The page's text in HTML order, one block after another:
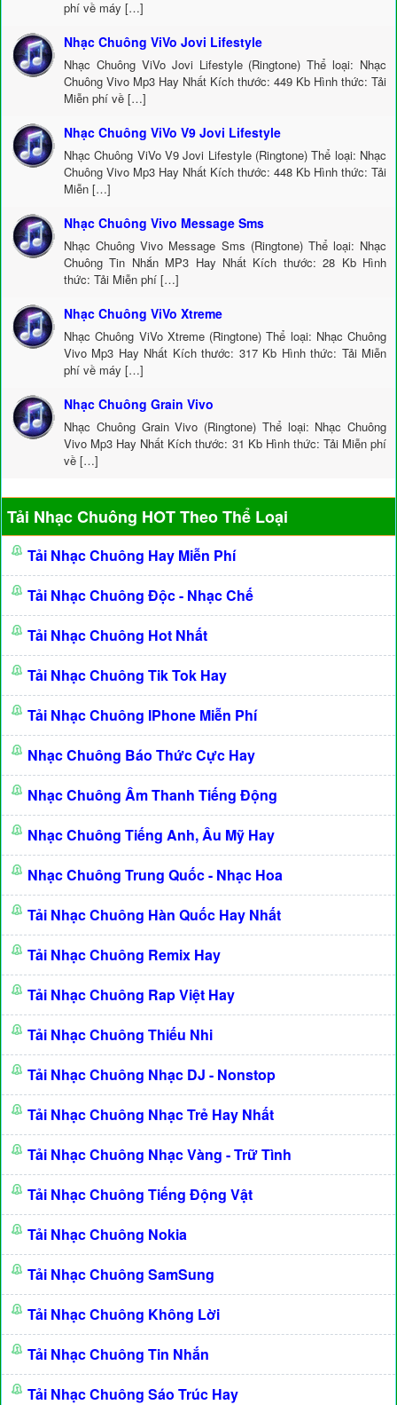
phí về máy […]
Nhạc Chuông ViVo Jovi Lifestyle
Nhạc Chuông ViVo Jovi Lifestyle (Ringtone) Thể loại: Nhạc
Chuông Vivo Mp3 Hay Nhất Kích thước: 449 Kb Hình thức: Tải
Miễn phí về […]
Nhạc Chuông ViVo V9 Jovi Lifestyle
Nhạc Chuông ViVo V9 Jovi Lifestyle (Ringtone) Thể loại: Nhạc
Chuông Vivo Mp3 Hay Nhất Kích thước: 448 Kb Hình thức: Tải
Miễn […]
Nhạc Chuông Vivo Message Sms
Nhạc Chuông Vivo Message Sms (Ringtone) Thể loại: Nhạc
Chuông Tin Nhắn MP3 Hay Nhất Kích thước: 28 Kb Hình
thức: Tải Miễn phí […]
Nhạc Chuông ViVo Xtreme
Nhạc Chuông ViVo Xtreme (Ringtone) Thể loại: Nhạc Chuông
Vivo Mp3 Hay Nhất Kích thước: 317 Kb Hình thức: Tải Miễn
phí về máy […]
Nhạc Chuông Grain Vivo
Nhạc Chuông Grain Vivo (Ringtone) Thể loại: Nhạc Chuông
Vivo Mp3 Hay Nhất Kích thước: 31 Kb Hình thức: Tải Miễn phí
về […]
Tải Nhạc Chuông HOT Theo Thể Loại
Tải Nhạc Chuông Hay Miễn Phí
Tải Nhạc Chuông Độc - Nhạc Chế
Tải Nhạc Chuông Hot Nhất
Tải Nhạc Chuông Tik Tok Hay
Tải Nhạc Chuông IPhone Miễn Phí
Nhạc Chuông Báo Thức Cực Hay
Nhạc Chuông Âm Thanh Tiếng Động
Nhạc Chuông Tiếng Anh, Âu Mỹ Hay
Nhạc Chuông Trung Quốc - Nhạc Hoa
Tải Nhạc Chuông Hàn Quốc Hay Nhất
Tải Nhạc Chuông Remix Hay
Tải Nhạc Chuông Rap Việt Hay
Tải Nhạc Chuông Thiếu Nhi
Tải Nhạc Chuông Nhạc DJ - Nonstop
Tải Nhạc Chuông Nhạc Trẻ Hay Nhất
Tải Nhạc Chuông Nhạc Vàng - Trữ Tình
Tải Nhạc Chuông Tiếng Động Vật
Tải Nhạc Chuông Nokia
Tải Nhạc Chuông SamSung
Tải Nhạc Chuông Không Lời
Tải Nhạc Chuông Tin Nhắn
Tải Nhạc Chuông Sáo Trúc Hay